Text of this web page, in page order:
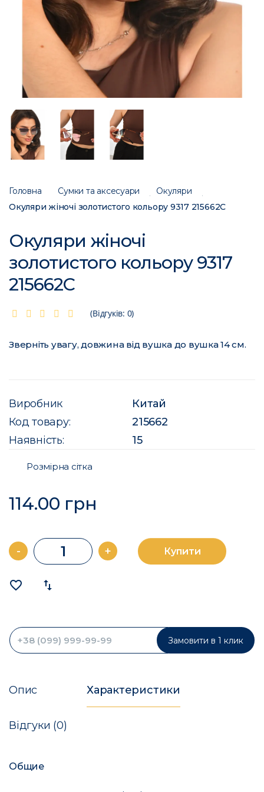
Головна Сумки та аксесуари
Окуляри
Окуляри жіночі золотистого кольору 9317 215662C
Окуляри жіночі
золотистого кольору 9317
215662C
(Відгуків: 0)
Зверніть увагу, довжина від вушка до вушка 14 см.
Виробник
Китай
Код товару:
215662
Наявність:
15
Розмірна сітка
114.00 грн
- + Купити
favorite_border import_export
Замовити в 1 клик
Опис Характеристики
Відгуки (0)
Общие